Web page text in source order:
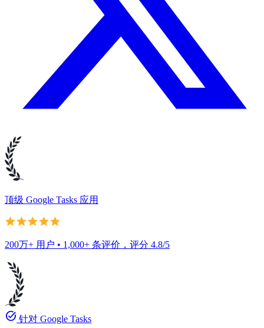
顶级 Google Tasks 应用
200万+ 用户 • 1,000+ 条评价，评分 4.8/5
task_alt 针对 Google Tasks